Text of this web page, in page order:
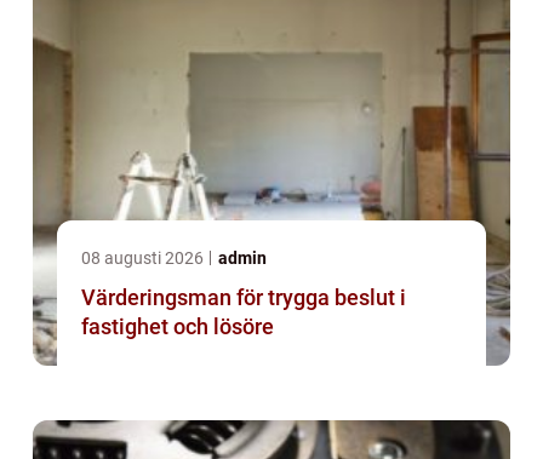
08 augusti 2026 admin
Värderingsman för trygga beslut i
fastighet och lösöre